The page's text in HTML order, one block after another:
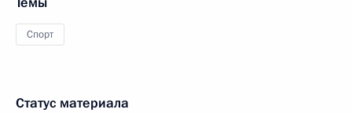
Спорт
Статус материала